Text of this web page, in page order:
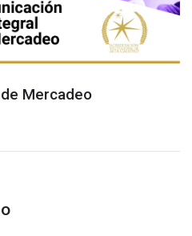
Mercadeo